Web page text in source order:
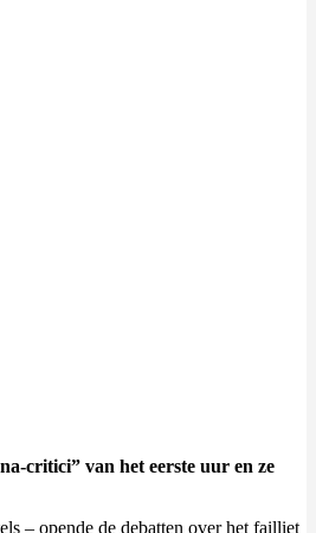
critici” van het eerste uur en ze
– opende de debatten over het failliet